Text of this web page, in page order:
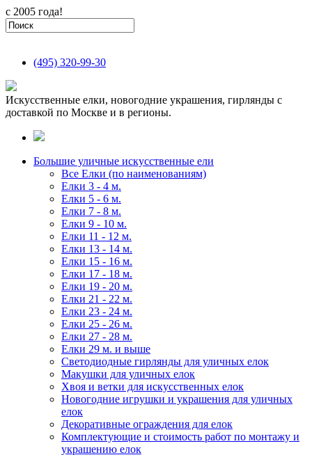
с 2005 года!
(495) 320-99-30
Искусственные елки, новогодние украшения, гирлянды с
доставкой по Москве и в регионы.
Большие уличные искусственные ели
Все Елки (по наименованиям)
Елки 3 - 4 м.
Елки 5 - 6 м.
Елки 7 - 8 м.
Елки 9 - 10 м.
Елки 11 - 12 м.
Елки 13 - 14 м.
Елки 15 - 16 м.
Елки 17 - 18 м.
Елки 19 - 20 м.
Елки 21 - 22 м.
Елки 23 - 24 м.
Елки 25 - 26 м.
Елки 27 - 28 м.
Елки 29 м. и выше
Светодиодные гирлянды для уличных елок
Макушки для уличных елок
Хвоя и ветки для искусственных елок
Новогодние игрушки и украшения для уличных
елок
Декоративные ограждения для елок
Комплектующие и стоимость работ по монтажу и
украшению елок